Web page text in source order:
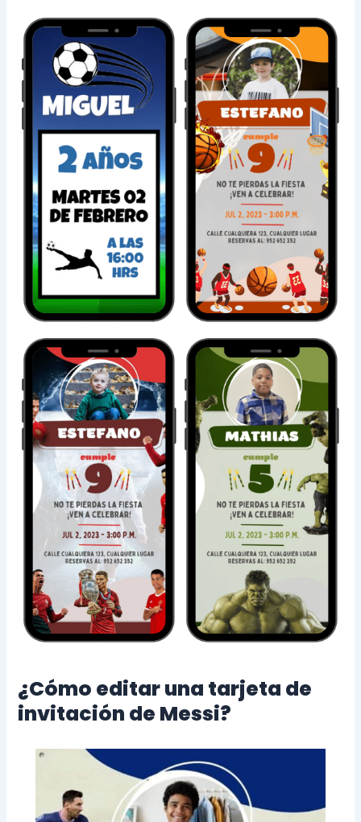
¿Cómo editar una tarjeta de
invitación de Messi?